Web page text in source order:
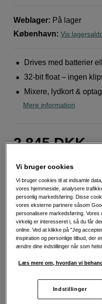
Weblager: På lager
København: Vis
Drives med batterier
32-bit float – ingen
Mixere, lydkort &
Mere information
2.845 DKK
Fri fragt ved køb
30 dages returret
Personlig service og
Vi bruger cookies
Vi bruger cookies til at indsamle
vores hjemmeside, analysere
personlig markedsføring. Disse
vores eksterne partnere såsom
personalisere markedsføring. Vores
virkelig er interesseret i, så du får
online. Ved at klikke på "Jeg
inspiration og personlige tilbud, der
ændre dine indstillinger når som helst.
Læs mere om, hvordan vi
Indstillinger